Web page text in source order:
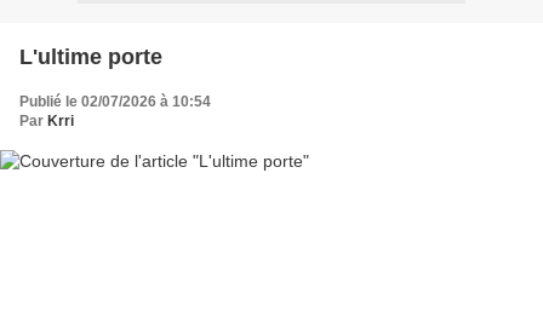
L'ultime porte
Publié le 02/07/2026 à 10:54
Par Krri